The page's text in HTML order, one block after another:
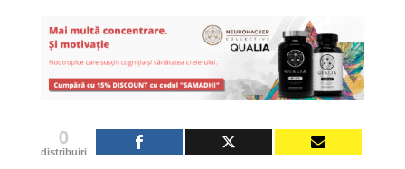
0
distribuiri